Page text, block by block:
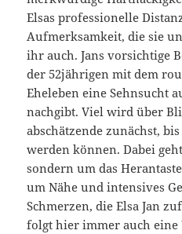
Elsas professionelle
Aufmerksamkeit, die sie
ihr auch. Jans vorsichtige
der 52jährigen mit dem
Eheleben eine Sehnsucht
nachgibt. Viel wird über
abschätzende zunächst,
werden können. Dabei
sondern um das
um Nähe und intensives
Schmerzen, die Elsa Jan
folgt hier immer auch